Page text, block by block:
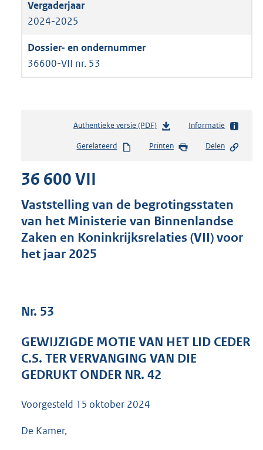
2024-2025
36600-VII nr. 53
Authentieke versie (PDF)b
s
s
g
K
b
Informatie
Gerelateerd Printen Delen
36 600 VII
Vaststelling van de begrotingsstaten
van het Ministerie van Binnenlandse
Zaken en Koninkrijksrelaties (VII) voor
het jaar 2025
Nr. 53
GEWIJZIGDE MOTIE VAN HET LID CEDER
C.S. TER VERVANGING VAN DIE
GEDRUKT ONDER NR. 42
Voorgesteld 15 oktober 2024
De Kamer,